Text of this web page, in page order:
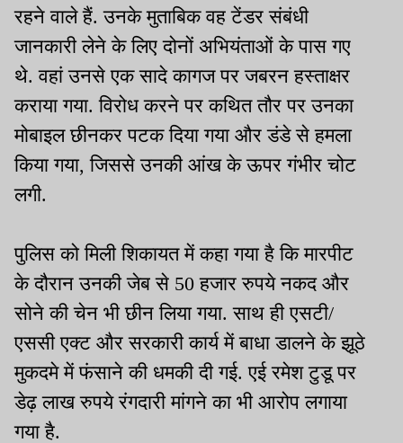
रहने वाले हैं. उनके मुताबिक वह टेंडर संबंधी
जानकारी लेने के लिए दोनों अभियंताओं के पास गए
थे. वहां उनसे एक सादे कागज पर जबरन हस्ताक्षर
कराया गया. विरोध करने पर कथित तौर पर उनका
मोबाइल छीनकर पटक दिया गया और डंडे से हमला
किया गया, जिससे उनकी आंख के ऊपर गंभीर चोट
लगी.
पुलिस को मिली शिकायत में कहा गया है कि मारपीट
के दौरान उनकी जेब से 50 हजार रुपये नकद और
सोने की चेन भी छीन लिया गया. साथ ही एसटी/
एससी एक्ट और सरकारी कार्य में बाधा डालने के झूठे
मुकदमे में फंसाने की धमकी दी गई. एई रमेश टुडू पर
डेढ़ लाख रुपये रंगदारी मांगने का भी आरोप लगाया
गया है.